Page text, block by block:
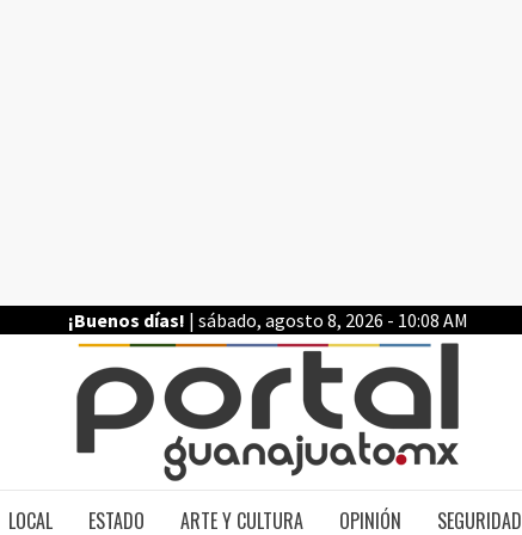
¡Buenos días! | sábado, agosto 8, 2026 - 10:08 AM
LOCAL ESTADO ARTE Y CULTURA OPINIÓN SEGURIDAD